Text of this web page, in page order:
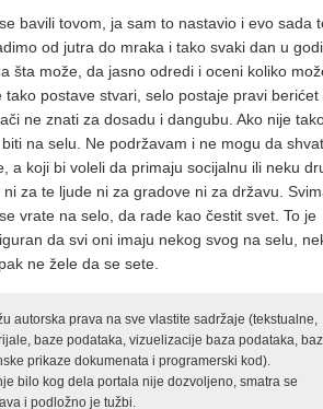
bavili tovom, ja sam to nastavio i evo sada
od jutra do mraka i tako svaki dan u
šta može, da jasno odredi i oceni koliko
tako postave stvari, selo postaje pravi berićet
ne znati za dosadu i dangubu. Ako nije
na selu. Ne podržavam i ne mogu da
a koji bi voleli da primaju socijalnu ili neku
za te ljude ni za gradove ni za državu.
vrate na selo, da rade kao čestit svet. To je
da svi oni imaju nekog svog na selu,
ne žele da se sete.
autorska prava na sve vlastite sadržaje (tekstualne,
baze podataka, vizuelizacije baza podataka,
prikaze dokumenata i programerski kod).
bilo kog dela portala nije dozvoljeno, smatra se
i podložno je tužbi.